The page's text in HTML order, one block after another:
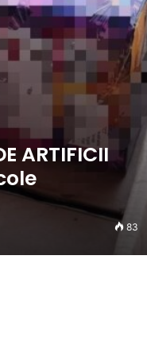
ARTIFICII
83